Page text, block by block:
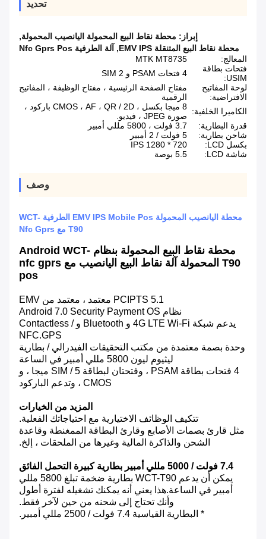
تحديد
إبراز: محطة نقاط البيع المحمولة اليانصيب المحمولة,
محطة نقاط البيع المتنقلة EMV IPS
, آلة الطرفية Nfc Gprs Pos
المعالج:
MTK MT8735
فتحات بطاقة
USIM:
4 فتحات PSAM و 2 SIM
لوحة المفاتيح
الافتراضية:
مفتاح الصفحة الرئيسية ، مفتاح الوظيفة ، المفاتيح
الرقمية
الكاميرا الخلفية:
8 ميجا بكسل ، CMOS ، AF ، QR / 2D باركود ،
صورة JPEG ، فيديو.
قدرة البطارية:
3.7 فولت ، 5800 مللي أمبير
شاحن بطارية:
5 فولت / 2 أمبير
بكسل LCD:
720 * 1280 IPS
شاشة LCD:
5.5 بوصة
وصف
محطة اليانصيب المحمولة EMV IPS Mobile Pos الطرفية WCT-
T90 مع Nfc Gprs
محطة نقاط البيع المحمولة بنظام Android WCT-
T90 المحمولة آلة نقاط البيع اليانصيب مع nfc gprs
pos
PCIPTS 5.1 معتمد ، معتمد من EMV
نظام Android 7.0 Security Payment OS
يدعم شبكة 4G LTE Wi-Fi و Bluetooth و Contactless /
NFC.GPS
وحدة بصمة معتمدة من مكتب التحقيقات الفيدرالي / بطارية
ليثيوم ليون 5800 مللي أمبير في الساعة
4 فتحات بطاقة PSAM ، وفتحتان لبطاقة SIM / 5 ميجا ، و
CMOS ، وتدعم الباركود
المزيد من الخيارات
تتكيف الوظائف الاختيارية مع احتياجاتك الفعلية.
مثل قارئ بصمات الأصابع وقارئ البطاقة الممغنطة وقاعدة
الشحن والذاكرة المالية وغيرها من الملحقات ، إلخ.
7.4 فولت / 5000 مللي أمبير بطارية كبيرة التحمل الفائق
يمكن أن يدعم WCT-T90 بطارية ضخمة تبلغ 5800 مللي
أمبير في الساعة.هذا يعني أنه يمكنك تشغيله لفترة أطول
وأنك تحتاج إلى شحنه من حين لآخر فقط.
* البطارية القياسية 7.4 فولت / 2500 مللي أمبير.